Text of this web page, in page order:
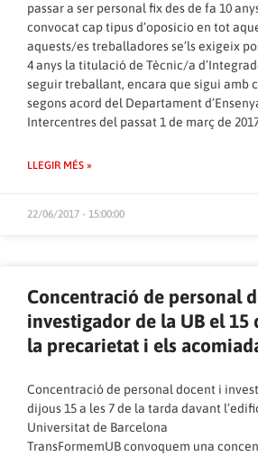
passar a ser personal fix des de fa 10
convocat cap tipus d’oposicio en tot
aquests/es treballadores se’ls exigeix
4 anys la titulació de Tècnic/a
seguir treballant, encara que sigui amb
segons acord del Departament
Intercentres del passat 1 de març de
LLEGIR MÉS »
22/06/2017 - 15:00:00
Concentració de personal
investigador de la UB el 15
la precarietat i els
Concentració de personal docent i
dijous 15 a les 7 de la tarda davant
Universitat de Barcelona
TransFormemUB convoquem una